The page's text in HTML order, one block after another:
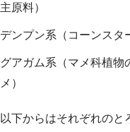
主原料）
デンプン系（コーンスタ
グアガム系（マメ科植
メ）
以下からはそれぞれのと